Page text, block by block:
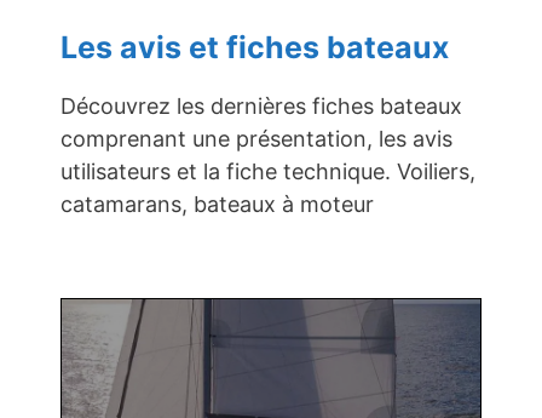
Les avis et fiches bateaux
Découvrez les dernières fiches bateaux
comprenant une présentation, les avis
utilisateurs et la fiche technique. Voiliers,
catamarans, bateaux à moteur